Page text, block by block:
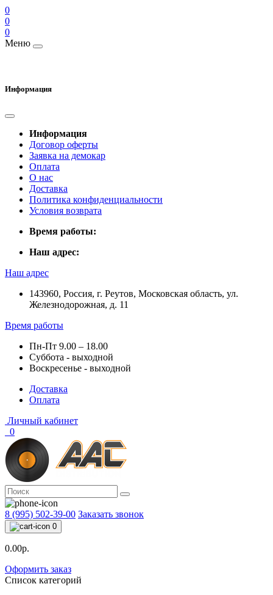
0
0
0
Меню
Информация
Информация
Договор оферты
Заявка на демокар
Оплата
О нас
Доставка
Политика конфиденциальности
Условия возврата
Время работы:
Наш адрес:
Наш адрес
143960, Россия, г. Реутов, Московская область, ул.
Железнодорожная, д. 11
Время работы
Пн-Пт 9.00 – 18.00
Суббота - выходной
Воскресенье - выходной
Доставка
Оплата
Личный кабинет
0
8 (995) 502-39-00 Заказать звонок
0
0.00р.
Оформить заказ
Список категорий